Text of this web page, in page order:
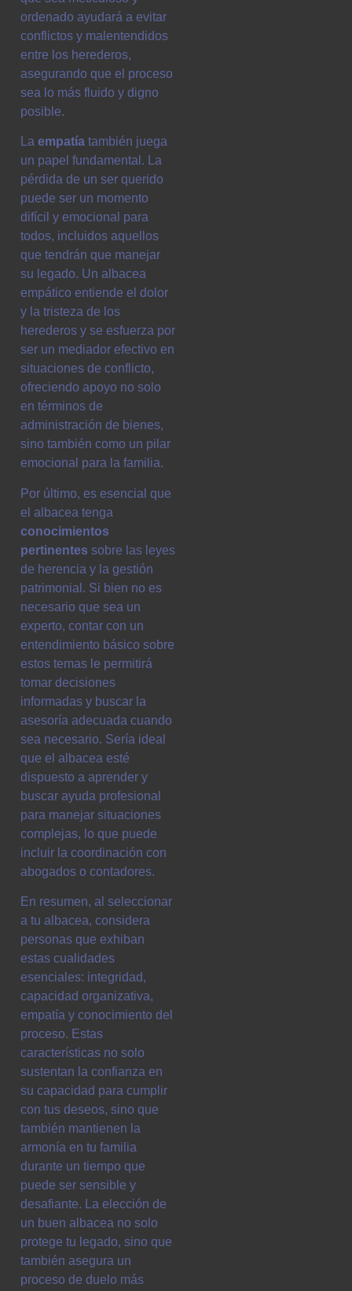
ordenado ayudará a evitar
conflictos y malentendidos
entre los herederos,
asegurando que el proceso
sea lo más fluido y digno
posible.
La empatía también juega
un papel fundamental. La
pérdida de un ser querido
puede ser un momento
difícil y emocional para
todos, incluidos aquellos
que tendrán que manejar
su legado. Un albacea
empático entiende el dolor
y la tristeza de los
herederos y se esfuerza por
ser un mediador efectivo en
situaciones de conflicto,
ofreciendo apoyo no solo
en términos de
administración de bienes,
sino también como un pilar
emocional para la familia.
Por último, es esencial que
el albacea tenga
conocimientos
pertinentes sobre las leyes
de herencia y la gestión
patrimonial. Si bien no es
necesario que sea un
experto, contar con un
entendimiento básico sobre
estos temas le permitirá
tomar decisiones
informadas y buscar la
asesoría adecuada cuando
sea necesario. Sería ideal
que el albacea esté
dispuesto a aprender y
buscar ayuda profesional
para manejar situaciones
complejas, lo que puede
incluir la coordinación con
abogados o contadores.
En resumen, al seleccionar
a tu albacea, considera
personas que exhiban
estas cualidades
esenciales: integridad,
capacidad organizativa,
empatía y conocimiento del
proceso. Estas
características no solo
sustentan la confianza en
su capacidad para cumplir
con tus deseos, sino que
también mantienen la
armonía en tu familia
durante un tiempo que
puede ser sensible y
desafiante. La elección de
un buen albacea no solo
protege tu legado, sino que
también asegura un
proceso de duelo más